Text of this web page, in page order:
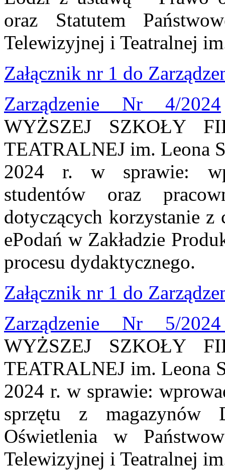
oraz Statutem
Telewizyjnej i Teatralnej
Załącznik nr 1 do
Zarządzenie Nr 4/2024
WYŻSZEJ SZKOŁY
TEATRALNEJ im. Leona
2024 r. w sprawie:
studentów oraz
dotyczących korzystanie
ePodań w Zakładzie
procesu dydaktycznego.
Załącznik nr 1 do
Zarządzenie Nr 5/
WYŻSZEJ SZKOŁY
TEATRALNEJ im. Leona
2024 r. w sprawie:
sprzętu z magazynów
Oświetlenia w
Telewizyjnej i Teatralnej